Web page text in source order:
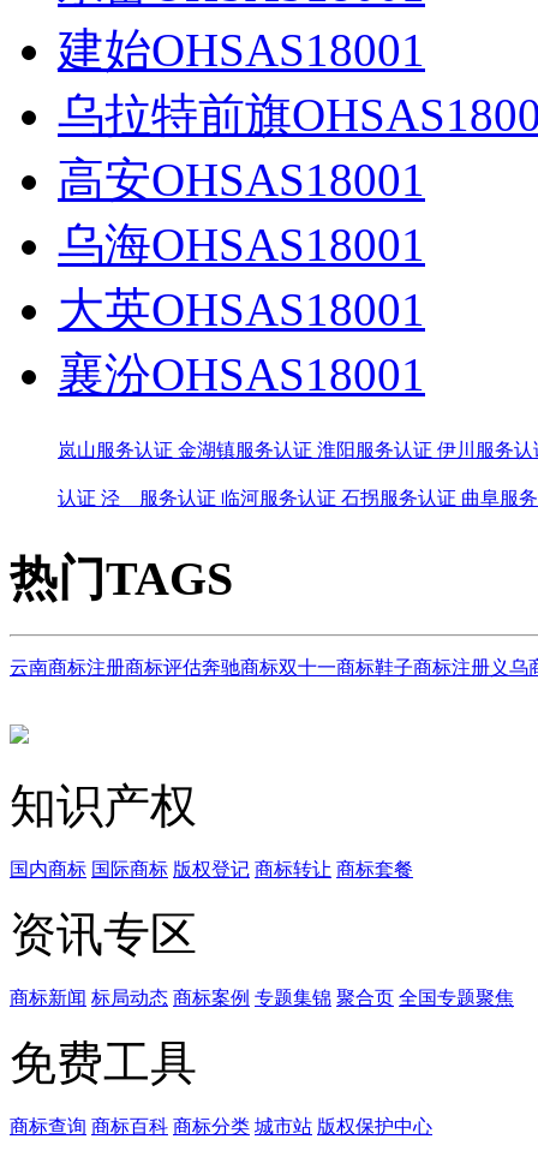
建始OHSAS18001
乌拉特前旗
高安OHSAS18001
乌海OHSAS18001
大英OHSAS18001
襄汾OHSAS18001
岚山服务认证 金湖镇服务认证 淮阳服务认证 伊川服务认
认证 泾 服务认证 临河服务认证 石拐服务认证 曲阜服
热门TAGS
云南商标注册商标评估奔驰商标双十一商标鞋子商标注册义乌
知识产权
国内商标 国际商标 版权登记 商标转让 商标套餐
资讯专区
商标新闻 标局动态 商标案例 专题集锦 聚合页 全国专题聚焦
免费工具
商标查询 商标百科 商标分类 城市站 版权保护中心